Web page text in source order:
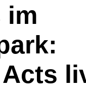
im